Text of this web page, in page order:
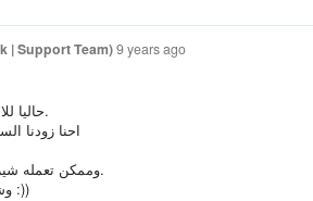
| Support Team)9 years ago
حاليا للاسف مافيش اوبشن زي ده موجود.
احنا زودنا
وممكن تعمله شير لو تعرف حد مهتم بنفس الخاصية.
وشكرا مرة تانية للتواصل والمشاركة :))